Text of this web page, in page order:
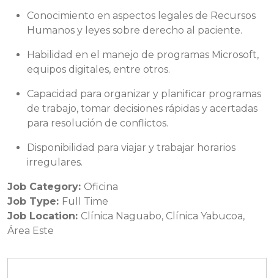
Conocimiento en aspectos legales de Recursos
Humanos y leyes sobre derecho al paciente.
Habilidad en el manejo de programas Microsoft,
equipos digitales, entre otros.
Capacidad para organizar y planificar programas
de trabajo, tomar decisiones rápidas y acertadas
para resolución de conflictos.
Disponibilidad para viajar y trabajar horarios
irregulares.
Job Category: Oficina
Job Type: Full Time
Job Location: Clínica Naguabo Clínica Yabucoa
Área Este